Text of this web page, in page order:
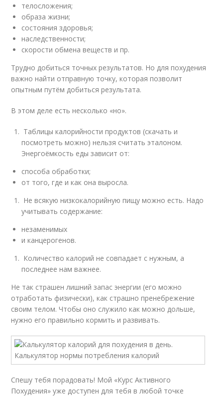
телосложения;
образа жизни;
состояния здоровья;
наследственности;
скорости обмена веществ и пр.
Трудно добиться точных результатов. Но для похудения
важно найти отправную точку, которая позволит
опытным путём добиться результата.
В этом деле есть несколько «но».
Таблицы калорийности продуктов (скачать и
посмотреть можно) нельзя считать эталоном.
Энергоёмкость еды зависит от:
способа обработки;
от того, где и как она выросла.
Не всякую низкокалорийную пищу можно есть. Надо
учитывать содержание:
незаменимых
и канцерогенов.
Количество калорий не совпадает с нужным, а
последнее нам важнее.
Не так страшен лишний запас энергии (его можно
отработать физически), как страшно пренебрежение
своим телом. Чтобы оно служило как можно дольше,
нужно его правильно кормить и развивать.
Спешу тебя порадовать! Мой «Курс Активного
Похудения» уже доступен для тебя в любой точке